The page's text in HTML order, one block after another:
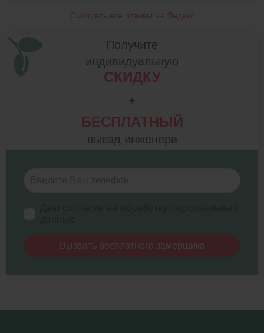
Смотреть все отзывы на Яндекс
Получите
индивидуальную
СКИДКУ
+
БЕСПЛАТНЫЙ
выезд инженера
Вызвать бесплатного замерщика